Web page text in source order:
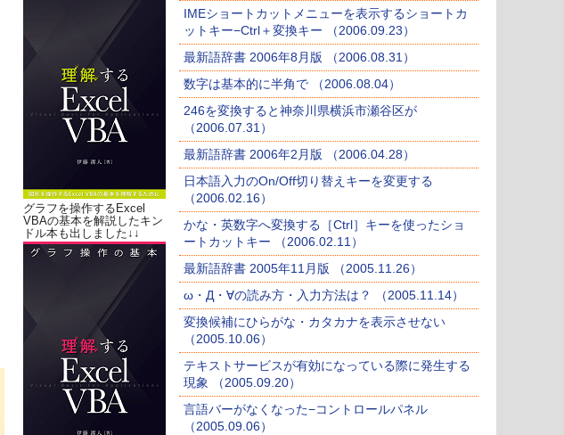
グラフを操作するExcel
VBAの基本を解説したキン
ドル本も出しました↓↓
IMEショートカットメニューを表示するショートカ
ットキー−Ctrl＋変換キー （2006.09.23）
最新語辞書 2006年8月版 （2006.08.31）
数字は基本的に半角で （2006.08.04）
246を変換すると神奈川県横浜市瀬谷区が
（2006.07.31）
最新語辞書 2006年2月版 （2006.04.28）
日本語入力のOn/Off切り替えキーを変更する
（2006.02.16）
かな・英数字へ変換する［Ctrl］キーを使ったショ
ートカットキー （2006.02.11）
最新語辞書 2005年11月版 （2005.11.26）
ω・Д・∀の読み方・入力方法は？ （2005.11.14）
変換候補にひらがな・カタカナを表示させない
（2005.10.06）
テキストサービスが有効になっている際に発生する
現象 （2005.09.20）
言語バーがなくなった−コントロールパネル
（2005.09.06）